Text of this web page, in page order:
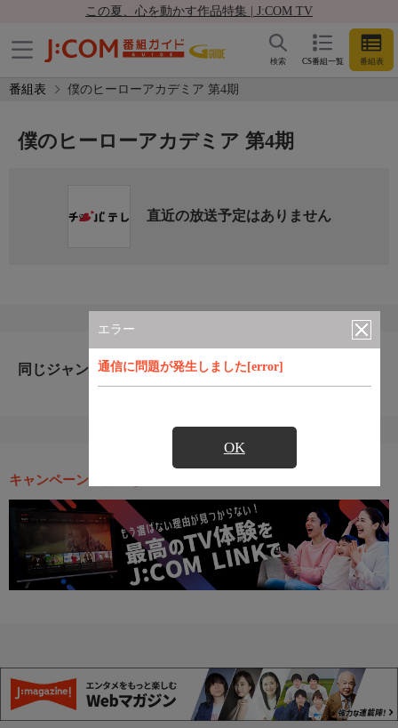
この夏、心を動かす作品特集 | J:COM TV
CS番組一覧 番組表
検索
番組表 僕のヒーローアカデミア 第4期
エラー
通信に問題が発生しました[error]
OK
僕のヒーローアカデミア 第4期
直近の放送予定はありません
同じジャンルのおすすめ番組
キャンペーン・お得な情報